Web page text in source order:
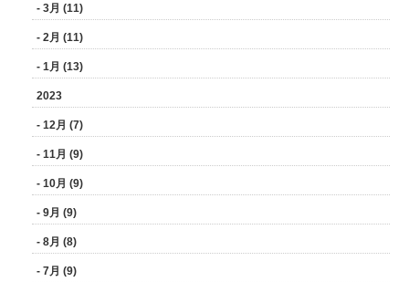
- 3月 (11)
- 2月 (11)
- 1月 (13)
2023
- 12月 (7)
- 11月 (9)
- 10月 (9)
- 9月 (9)
- 8月 (8)
- 7月 (9)